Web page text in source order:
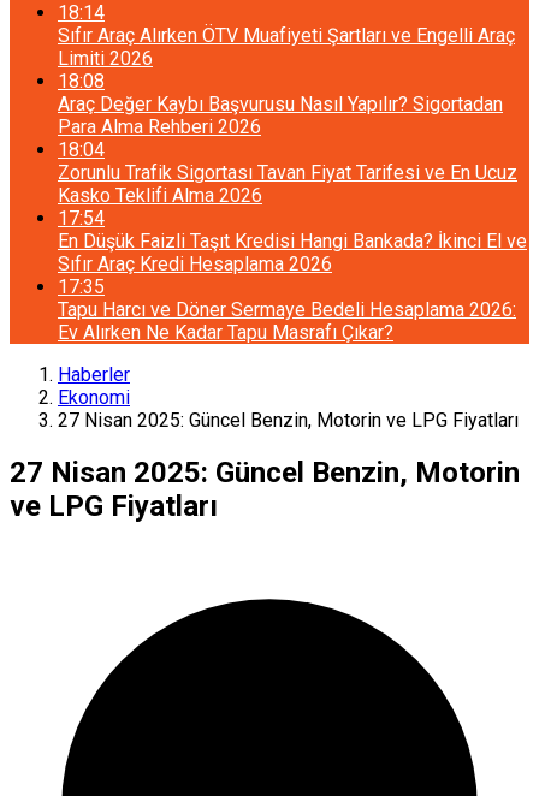
18:14
Sıfır Araç Alırken ÖTV Muafiyeti Şartları ve Engelli Araç
Limiti 2026
18:08
Araç Değer Kaybı Başvurusu Nasıl Yapılır? Sigortadan
Para Alma Rehberi 2026
18:04
Zorunlu Trafik Sigortası Tavan Fiyat Tarifesi ve En Ucuz
Kasko Teklifi Alma 2026
17:54
En Düşük Faizli Taşıt Kredisi Hangi Bankada? İkinci El ve
Sıfır Araç Kredi Hesaplama 2026
17:35
Tapu Harcı ve Döner Sermaye Bedeli Hesaplama 2026:
Ev Alırken Ne Kadar Tapu Masrafı Çıkar?
Haberler
Ekonomi
27 Nisan 2025: Güncel Benzin, Motorin ve LPG Fiyatları
27 Nisan 2025: Güncel Benzin, Motorin
ve LPG Fiyatları